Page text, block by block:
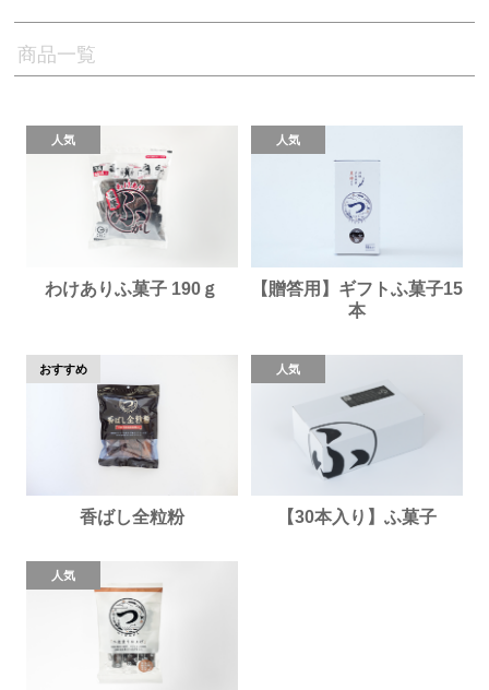
商品一覧
わけありふ菓子 190ｇ
【贈答用】ギフトふ菓子15
本
香ばし全粒粉 【30本入り】ふ菓子